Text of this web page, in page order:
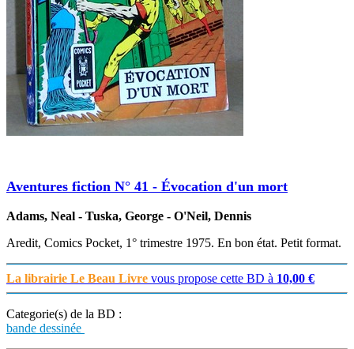
Aventures fiction N° 41 - Évocation d'un mort
Adams, Neal - Tuska, George - O'Neil, Dennis
Aredit, Comics Pocket, 1° trimestre 1975. En bon état. Petit format.
La librairie Le Beau Livre vous propose cette BD à 10,00 €
Categorie(s) de la BD :
bande dessinée